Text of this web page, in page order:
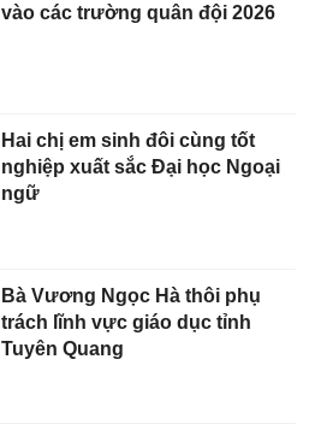
vào các trường quân đội 2026
Hai chị em sinh đôi cùng tốt
nghiệp xuất sắc Đại học Ngoại
ngữ
Bà Vương Ngọc Hà thôi phụ
trách lĩnh vực giáo dục tỉnh
Tuyên Quang